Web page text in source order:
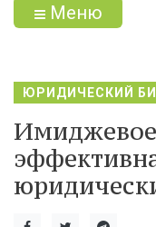
Меню
ЮРИДИЧЕСКИЙ